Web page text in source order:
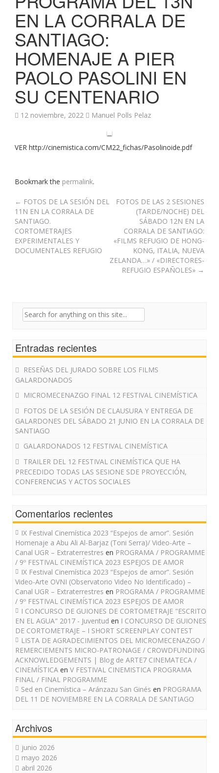
EN LA CORRALA DE
SANTIAGO:
HOMENAJE A PIER
PAOLO PASOLINI EN
SU CENTENARIO
12 noviembre, 2022 Manuel Polls Pelaz
VER http://cinemistica.com/CM22_fichas/Pasolinoide.pdf
Bookmark the permalink.
Post
navigation
← FOTOS DE LA SESIÓN DEL
11N EN LA CORRALA DE
SANTIAGO.
CORTOMETRAJES
EXPERIMENTALES Y
DOCUMENTALES REFUGIO
FOTOS DE LAS 2 SESIONES
(TARDE/NOCHE) DEL
SÁBADO 12N EN LA
CORRALA DE SANTIAGO:
«FILMS REFUGIO DE HONG-
KONG, ITALIA, NUEVA
ZELANDA…» / «DIRECTORES-
REFUGIO ESPAÑOLES» →
Search
Entradas recientes
RESEÑAS DEL JURADO SOBRE LOS FILMS
GALARDONADOS
MICROMECENAZGO FINAL 12 FESTIVAL CINEMÍSTICA
FOTOS DE LA SESIÓN DE CLAUSURA Y ENTREGA DE
GALARDONES DEL SÁBADO 21 JUNIO EN LA CORRALA DE
SANTIAGO
GALARDONADOS 12 FESTIVAL CINEMÍSTICA
TRAILER DEL 12 FESTIVAL CINEMÍSTICA QUE HA
PRECEDIDO TODAS LAS SESIONE SDE PROYECCIÓN,
CONFERENCIAS Y ACTOS SOCIALES
Comentarios recientes
IX Festival Cinemística 2023 “Espejos de amor”. Sesión
Homenaje a Abu Ali Al-Barjaz (Toni Serra)/ Video-Arte –
Canal UGR – Extraterrestres en PROGRAMA / PROGRAMME
/ 9º FESTIVAL CINEMÍSTICA 2023 ESPEJOS DE AMOR
IX Festival Cinemística 2023 “Espejos de amor”. Sesión
Video-Arte OVNI (Observatorio Video No Identificado) –
Canal UGR – Extraterrestres en PROGRAMA / PROGRAMME
/ 9º FESTIVAL CINEMÍSTICA 2023 ESPEJOS DE AMOR
I CONCURSO DE GUIONES DE CORTOMETRAJE "ESCRITO
EN EL AGUA" 2017 - Juventud en I CONCURSO DE GUIONES
DE CORTOMETRAJE – I SHORT SCREENPLAY CONTEST
LISTA DE AGRADECIMIENTOS DEL MICROMECENAZGO /
REMERCIEMENTS MICRO-PATRONAGE / CROWDFUNDING
ACKNOWLEDGEMENTS | Blog de ARTE7 CINEMATECA /
CINEMÍSTICA en V FESTIVAL CINEMISTICA PROGRAMA
FINAL / FINAL PROGRAMME
Sed en Cinemística – Aránzazu San Ginés en PROGRAMA
DEL 11 DE NOVIEMBRE EN LA CORRALA DE SANTIAGO
Archivos
junio 2026
mayo 2026
abril 2026